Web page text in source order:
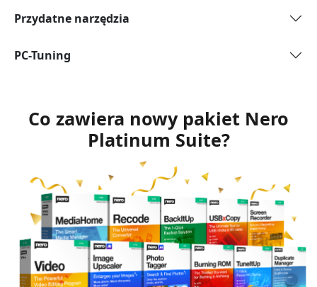
Przydatne narzędzia
PC-Tuning
Co zawiera nowy pakiet Nero
Platinum Suite?